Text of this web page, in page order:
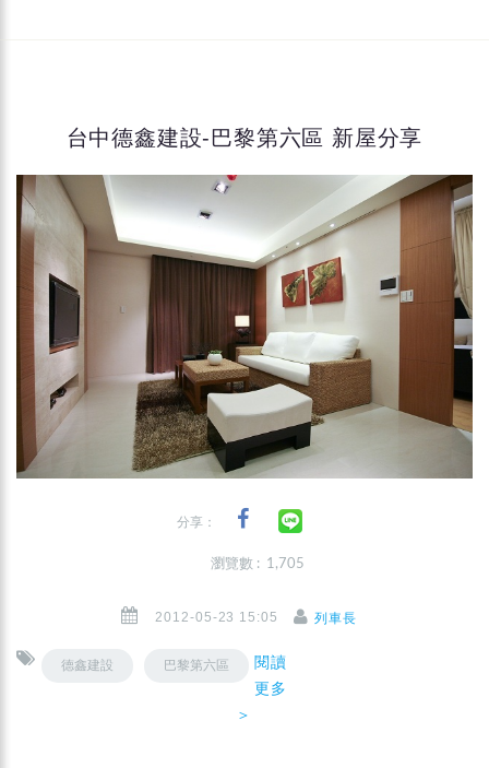
台中德鑫建設-巴黎第六區 新屋分享
分享：
瀏覽數 : 1,705
2012-05-23 15:05 列車長
德鑫建設 巴黎第六區
閱讀
更多
＞